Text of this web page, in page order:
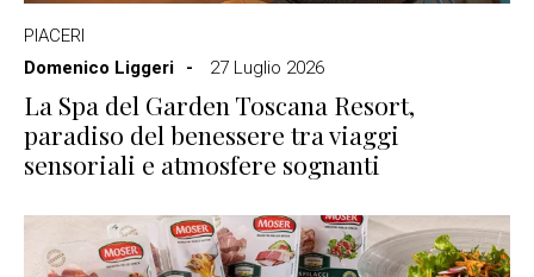
PIACERI
Domenico Liggeri
27 Luglio 2026
La Spa del Garden Toscana Resort,
paradiso del benessere tra viaggi
sensoriali e atmosfere sognanti